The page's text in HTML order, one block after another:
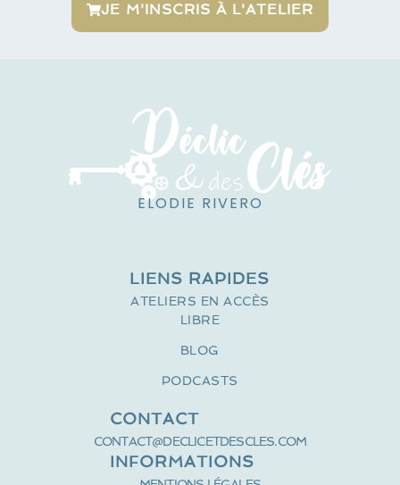
JE M'INSCRIS À L'ATELIER
ELODIE RIVERO
LIENS RAPIDES
ATELIERS EN ACCÈS
LIBRE
BLOG
PODCASTS
CONTACT
CONTACT@DECLICETDESCLES.COM
INFORMATIONS